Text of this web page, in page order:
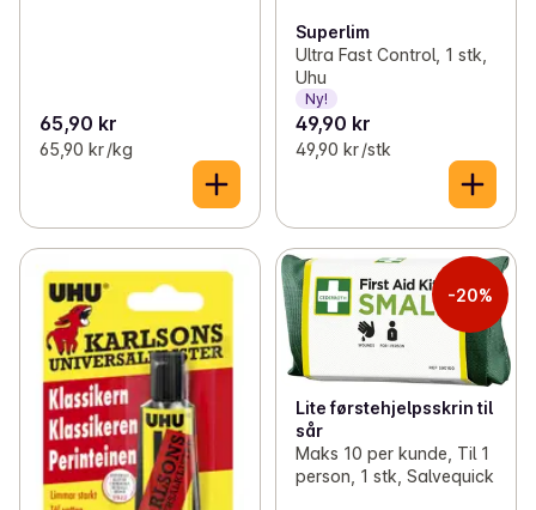
65,90 kr
65,90 kr /kg
Superlim
Ultra Fast Control, 1 stk,
Uhu
Ny!
49,90 kr
49,90 kr /stk
-20%
Lite førstehjelpsskrin til
sår
Maks 10 per kunde, Til 1
person, 1 stk, Salvequick